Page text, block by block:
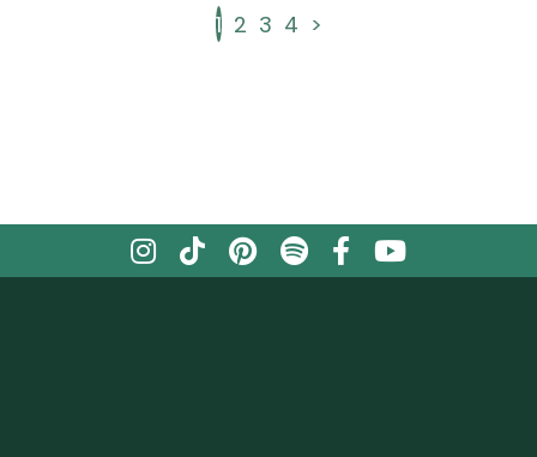
1 2 3 4 >